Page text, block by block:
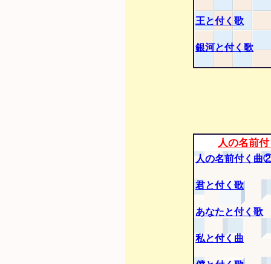
王と付く歌
銀河と付く歌
人の名前
人の名前付く曲
君と付く歌
あなたと付く歌
私と付く曲